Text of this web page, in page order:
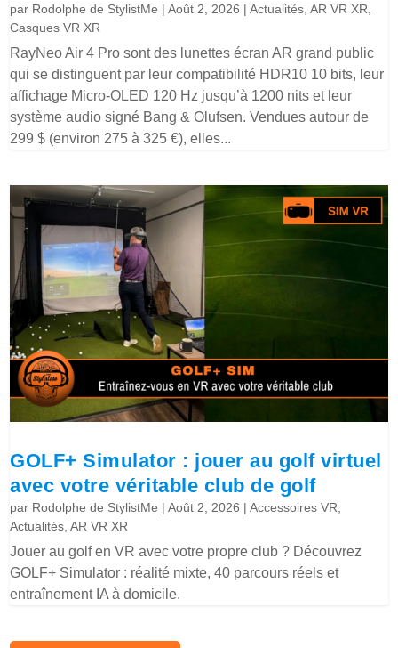
par Rodolphe de StylistMe |Août 2, 2026 |Actualités ,AR VR XR
Casques VR XR
RayNeo Air 4 Pro sont des lunettes écran AR grand public
qui se distinguent par leur compatibilité HDR10 10 bits, leur
affichage Micro-OLED 120 Hz jusqu’à 1200 nits et leur
système audio signé Bang & Olufsen. Vendues autour de
299 $ (environ 275 à 325 €), elles...
GOLF+ Simulator : jouer au golf virtuel
avec votre véritable club de golf
par Rodolphe de StylistMe |Août 2, 2026 |Accessoires VR
Actualités ,AR VR XR
Jouer au golf en VR avec votre propre club ? Découvrez
GOLF+ Simulator : réalité mixte, 40 parcours réels et
entraînement IA à domicile.